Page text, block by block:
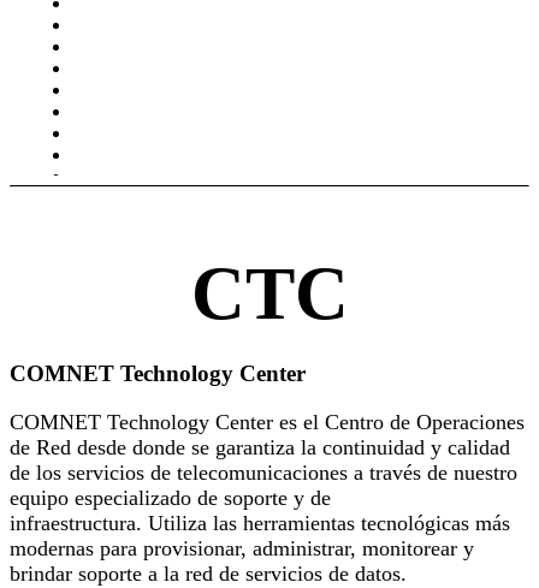
Anterior Siguiente
CTC
COMNET Technology Center
COMNET Technology Center es el Centro de Operaciones
de Red desde donde se garantiza la continuidad y calidad
de los servicios de telecomunicaciones a través de nuestro
equipo especializado de soporte y de
infraestructura. Utiliza las herramientas tecnológicas más
modernas para provisionar, administrar, monitorear y
brindar soporte a la red de servicios de datos.